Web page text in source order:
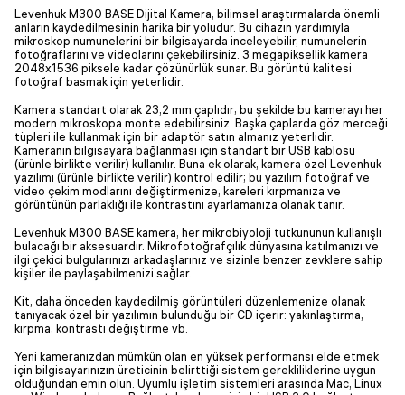
Levenhuk M300 BASE Dijital Kamera, bilimsel araştırmalarda önemli
anların kaydedilmesinin harika bir yoludur. Bu cihazın yardımıyla
mikroskop numunelerini bir bilgisayarda inceleyebilir, numunelerin
fotoğraflarını ve videolarını çekebilirsiniz. 3 megapiksellik kamera
2048x1536 piksele kadar çözünürlük sunar. Bu görüntü kalitesi
fotoğraf basmak için yeterlidir.
Kamera standart olarak 23,2 mm çaplıdır; bu şekilde bu kamerayı her
modern mikroskopa monte edebilirsiniz. Başka çaplarda göz merceği
tüpleri ile kullanmak için bir adaptör satın almanız yeterlidir.
Kameranın bilgisayara bağlanması için standart bir USB kablosu
(ürünle birlikte verilir) kullanılır. Buna ek olarak, kamera özel Levenhuk
yazılımı (ürünle birlikte verilir) kontrol edilir; bu yazılım fotoğraf ve
video çekim modlarını değiştirmenize, kareleri kırpmanıza ve
görüntünün parlaklığı ile kontrastını ayarlamanıza olanak tanır.
Levenhuk M300 BASE kamera, her mikrobiyoloji tutkununun kullanışlı
bulacağı bir aksesuardır. Mikrofotoğrafçılık dünyasına katılmanızı ve
ilgi çekici bulgularınızı arkadaşlarınız ve sizinle benzer zevklere sahip
kişiler ile paylaşabilmenizi sağlar.
Kit, daha önceden kaydedilmiş görüntüleri düzenlemenize olanak
tanıyacak özel bir yazılımın bulunduğu bir CD içerir: yakınlaştırma,
kırpma, kontrastı değiştirme vb.
Yeni kameranızdan mümkün olan en yüksek performansı elde etmek
için bilgisayarınızın üreticinin belirttiği sistem gerekliliklerine uygun
olduğundan emin olun. Uyumlu işletim sistemleri arasında Mac, Linux